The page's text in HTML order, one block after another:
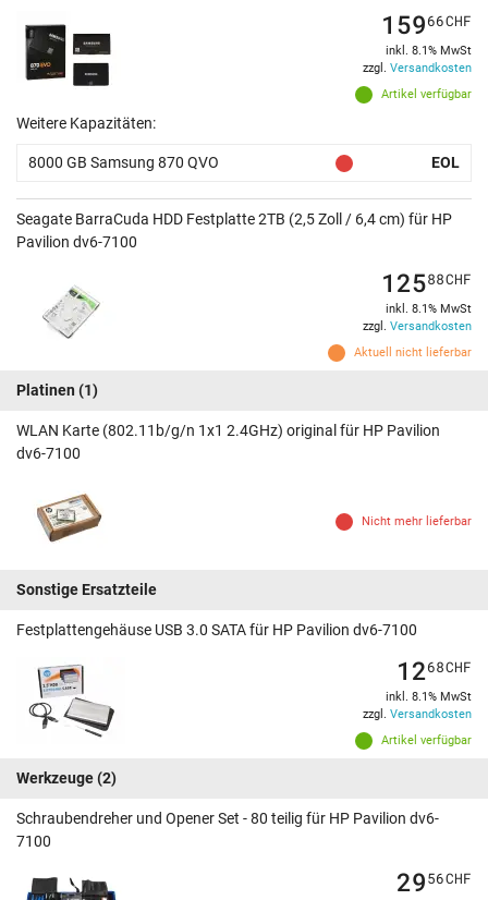
Artikel verfügbar
15966CHF
inkl. 8.1% MwSt
zzgl. Versandkosten
Weitere Kapazitäten:
8000 GB Samsung 870 QVO EOL
Seagate BarraCuda HDD Festplatte 2TB (2,5 Zoll / 6,4 cm) für HP
Pavilion dv6-7100
Aktuell nicht lieferbar
12588CHF
inkl. 8.1% MwSt
zzgl. Versandkosten
Platinen (1)
WLAN Karte (802.11b/g/n 1x1 2.4GHz) original für HP Pavilion
dv6-7100
Nicht mehr lieferbar
Sonstige Ersatzteile
Festplattengehäuse USB 3.0 SATA für HP Pavilion dv6-7100
Artikel verfügbar
1268CHF
inkl. 8.1% MwSt
zzgl. Versandkosten
Werkzeuge(2)
Schraubendreher und Opener Set - 80 teilig für HP Pavilion dv6-
7100
2956CHF